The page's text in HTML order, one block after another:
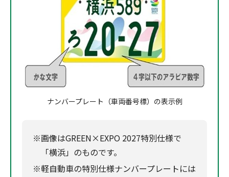
ナンバープレート（車両番号標）の表示例
※画像はGREEN×EXPO 2027特別仕様で
「横浜」のものです。
※軽自動車の特別仕様ナンバープレートには